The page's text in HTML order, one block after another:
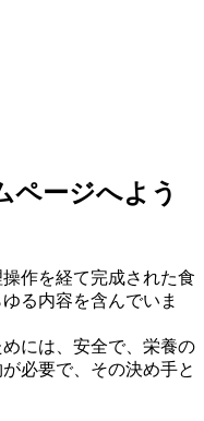
ページへよう
作を経て完成された食
る内容を含んでいま
には、安全で、栄養の
必要で、その決め手と